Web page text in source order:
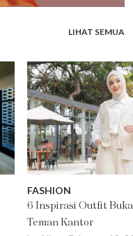
LIHAT SEMUA
FASHION
6 Inspirasi Outfit
Teman Kantor